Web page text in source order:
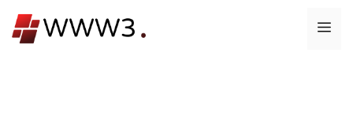
ン
メ